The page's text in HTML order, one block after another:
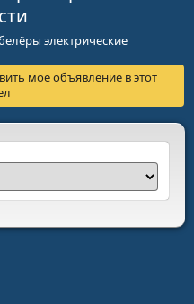
электрические
моё объявление в этот